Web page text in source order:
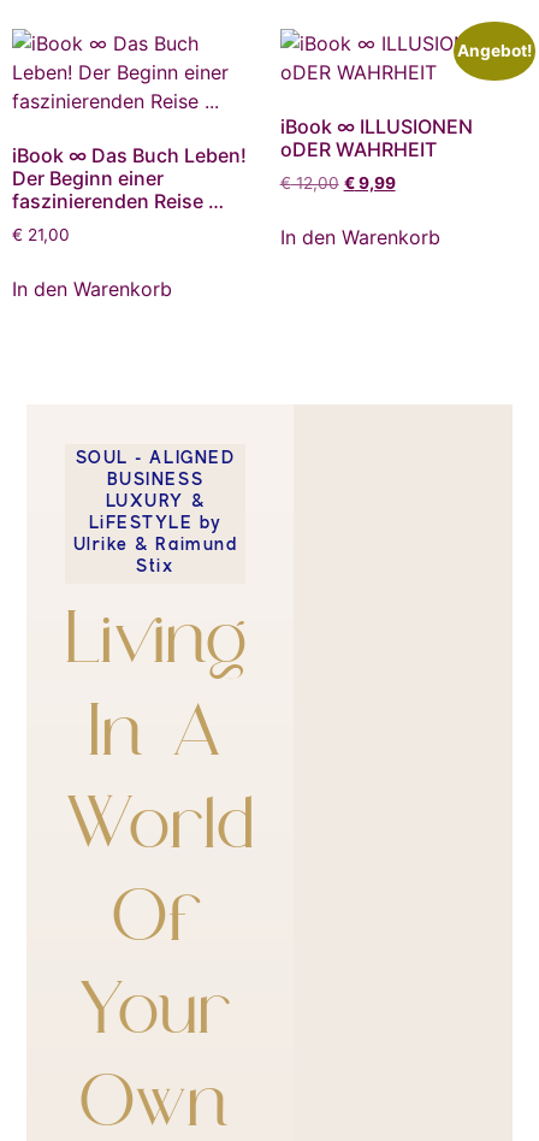
iBook ∞ Das Buch Leben!
Der Beginn einer
faszinierenden Reise …
€ 21,00
In den Warenkorb
Angebot!
iBook ∞ ILLUSIONEN
oDER WAHRHEIT
€12,00 €9,99
In den Warenkorb
SOUL - ALIGNED
BUSINESS
LUXURY &
LiFESTYLE by
Ulrike & Raimund
Stix
Living
In A
World
Of
Your
Own